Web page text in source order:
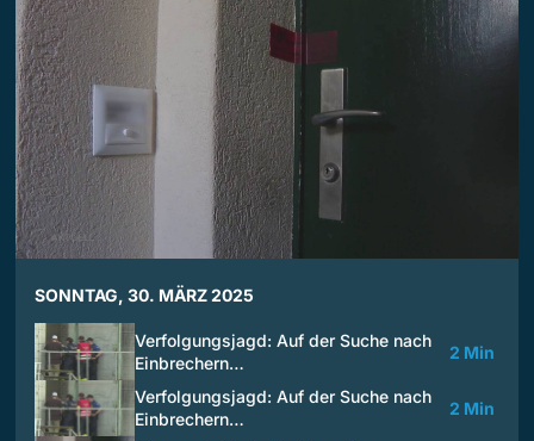
SONNTAG, 30. MÄRZ 2025
Verfolgungsjagd: Auf der Suche nach
Einbrechern…
2 Min
Verfolgungsjagd: Auf der Suche nach
Einbrechern…
2 Min